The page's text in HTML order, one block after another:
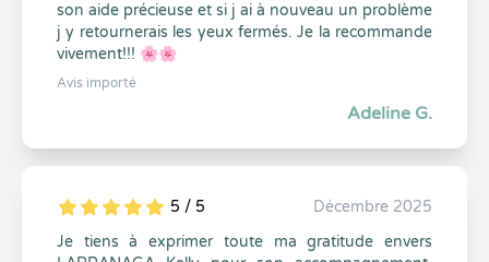
son aide précieuse et si j ai à nouveau un problème
j y retournerais les yeux fermés. Je la recommande
vivement!!! 🌸🌸
Avis importé
Adeline G.
5
1
5
0 5 / 5
Décembre 2025
Je tiens à exprimer toute ma gratitude envers